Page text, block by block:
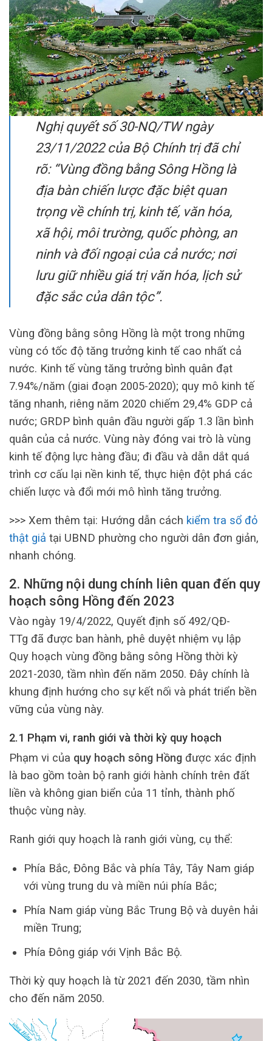
Nghị quyết số 30-NQ/TW ngày
23/11/2022 của Bộ Chính trị đã chỉ
rõ: “Vùng đồng bằng Sông Hồng là
địa bàn chiến lược đặc biệt quan
trọng về chính trị, kinh tế, văn hóa,
xã hội, môi trường, quốc phòng, an
ninh và đối ngoại của cả nước; nơi
lưu giữ nhiều giá trị văn hóa, lịch sử
đặc sắc của dân tộc”.
Vùng đồng bằng sông Hồng là một trong những
vùng có tốc độ tăng trưởng kinh tế cao nhất cả
nước. Kinh tế vùng tăng trưởng bình quân đạt
7.94%/năm (giai đoạn 2005-2020); quy mô kinh tế
tăng nhanh, riêng năm 2020 chiếm 29,4% GDP cả
nước; GRDP bình quân đầu người gấp 1.3 lần bình
quân của cả nước. Vùng này đóng vai trò là vùng
kinh tế động lực hàng đầu; đi đầu và dẫn dắt quá
trình cơ cấu lại nền kinh tế, thực hiện đột phá các
chiến lược và đổi mới mô hình tăng trưởng.
>>> Xem thêm tại: Hướng dẫn cách kiểm tra sổ đỏ
thật giả tại UBND phường cho người dân đơn giản,
nhanh chóng.
2. Những nội dung chính liên quan đến quy
hoạch sông Hồng đến 2023
Vào ngày 19/4/2022, Quyết định số 492/QĐ-
TTg đã được ban hành, phê duyệt nhiệm vụ lập
Quy hoạch vùng đồng bằng sông Hồng thời kỳ
2021-2030, tầm nhìn đến năm 2050. Đây chính là
khung định hướng cho sự kết nối và phát triển bền
vững của vùng này.
2.1 Phạm vi, ranh giới và thời kỳ quy hoạch
Phạm vi của quy hoạch sông Hồng được xác định
là bao gồm toàn bộ ranh giới hành chính trên đất
liền và không gian biển của 11 tỉnh, thành phố
thuộc vùng này.
Ranh giới quy hoạch là ranh giới vùng, cụ thể:
Phía Bắc, Đông Bắc và phía Tây, Tây Nam giáp
với vùng trung du và miền núi phía Bắc;
Phía Nam giáp vùng Bắc Trung Bộ và duyên hải
miền Trung;
Phía Đông giáp với Vịnh Bắc Bộ.
Thời kỳ quy hoạch là từ 2021 đến 2030, tầm nhìn
cho đến năm 2050.